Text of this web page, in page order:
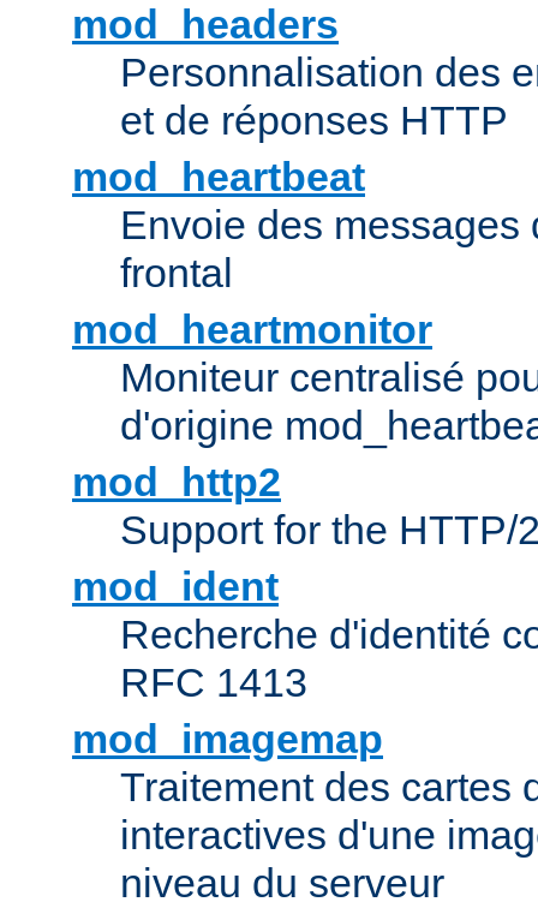
mod_headers
Personnalisation des
et de réponses HTTP
mod_heartbeat
Envoie des messages
frontal
mod_heartmonitor
Moniteur centralisé
d'origine
mod_http2
Support for the HTTP/
mod_ident
Recherche d'identité
RFC 1413
mod_imagemap
Traitement des cartes
interactives d'une
niveau du serveur